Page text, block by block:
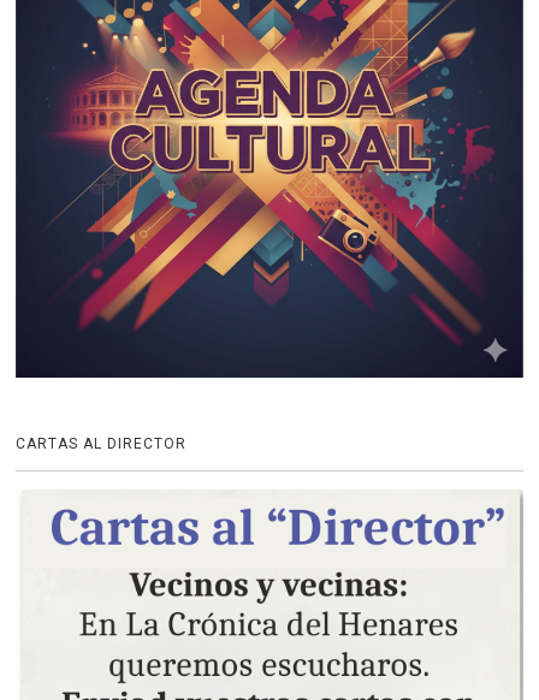
CARTAS AL DIRECTOR